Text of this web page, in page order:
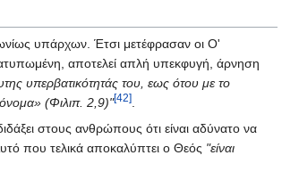
υπάρχων. Έτσι μετέφρασαν οι Ο'
αποτελεί απλή υπεκφυγή, άρνηση
υπερβατικότητάς του, εως ότου με το
(Φιλιπ. 2,9)"[42].
στους ανθρώπους ότι είναι αδύνατο να
που τελικά αποκαλύπτει ο Θεός "είναι